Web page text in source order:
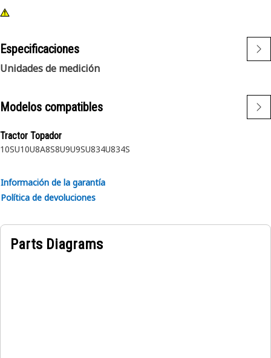
Especificaciones
Unidades de medición
Modelos compatibles
Tractor Topador
10SU10U8A8S8U9U9SU834U834S
Información de la garantía
Política de devoluciones
Parts Diagrams